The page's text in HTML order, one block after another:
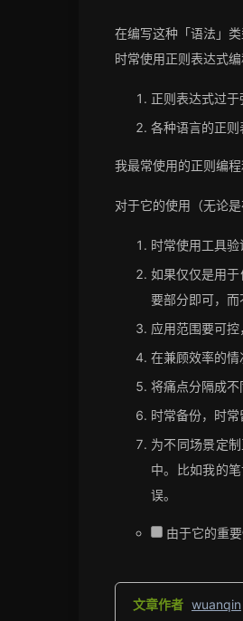
在编写这种「语法」
时常使用正则表达式
正则表达式过
各种语言的正则
我最常使用的正则编程
对于它的使用（无论
时常使用工具
如果仅仅是用
要部分即可，而
应用范围要可
在兼顾效率的情
将痛点分隔成不
时常备份，时常
为不同场景定
中。比如我的
误。
由于它的重
文章作者 wuanqin